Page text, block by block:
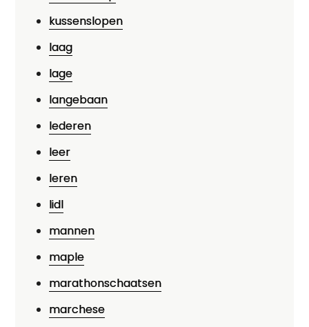
kussenslopen
laag
lage
langebaan
lederen
leer
leren
lidl
mannen
maple
marathonschaatsen
marchese